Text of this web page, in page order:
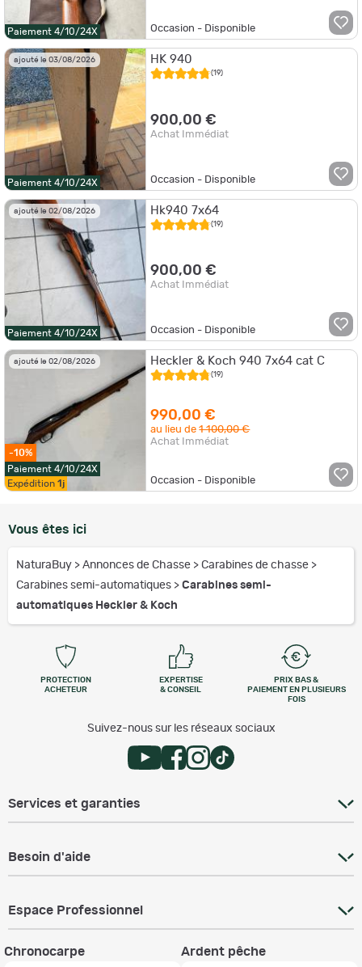
Paiement 4/10/24X Occasion - Disponible
ajouté le 03/08/2026
Paiement 4/10/24X
HK 940
(19)
900,00 €
Achat Immédiat
Occasion - Disponible
ajouté le 02/08/2026
Paiement 4/10/24X
Hk940 7x64
(19)
900,00 €
Achat Immédiat
Occasion - Disponible
ajouté le 02/08/2026
-10%
Paiement 4/10/24X
Expédition 1j
Heckler & Koch 940 7x64 cat C
(19)
990,00 €
au lieu de1 100,00 €
Achat Immédiat
Occasion - Disponible
Vous êtes ici
NaturaBuy > Annonces de Chasse > Carabines de chasse >
Carabines semi-automatiques > Carabines semi-
automatiques Heckler & Koch
PROTECTION
ACHETEUR
EXPERTISE
& CONSEIL
PRIX BAS &
PAIEMENT EN PLUSIEURS
FOIS
Suivez-nous sur les réseaux sociaux
Services et garanties
Besoin d'aide
Espace Professionnel
Chronocarpe Ardent pêche